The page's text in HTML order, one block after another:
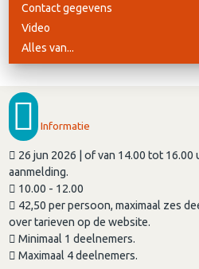
Contact gegevens
Video
Alles van...
Informatie
26 jun 2026 | of van 14.00 tot 16.00
aanmelding.
10.00 - 12.00
42,50 per persoon, maximaal zes
over tarieven op de website.
Minimaal 1 deelnemers.
Maximaal 4 deelnemers.